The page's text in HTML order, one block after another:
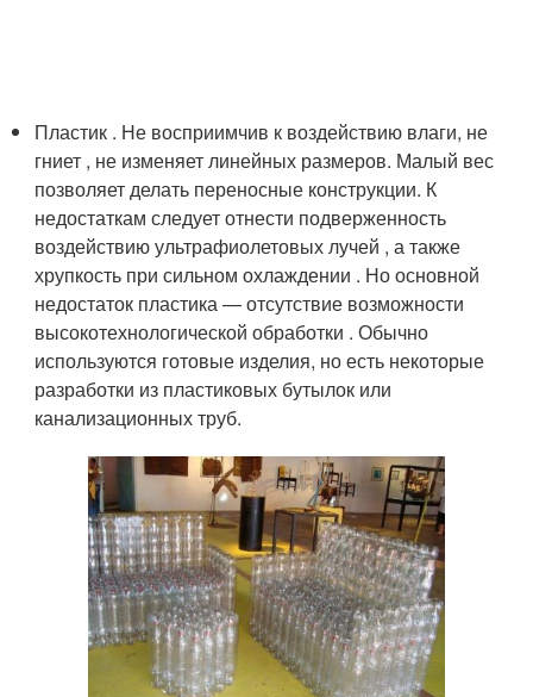
Пластик . Не восприимчив к воздействию влаги, не
гниет , не изменяет линейных размеров. Малый вес
позволяет делать переносные конструкции. К
недостаткам следует отнести подверженность
воздействию ультрафиолетовых лучей , а также
хрупкость при сильном охлаждении . Но основной
недостаток пластика — отсутствие возможности
высокотехнологической обработки . Обычно
используются готовые изделия, но есть некоторые
разработки из пластиковых бутылок или
канализационных труб.